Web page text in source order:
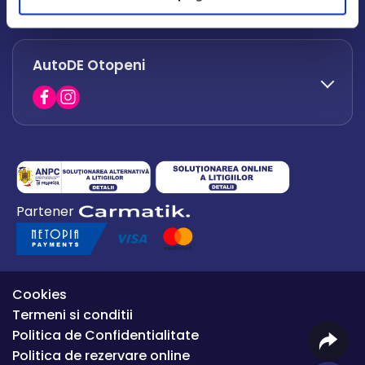
office.afumati@autode.ro
0730 063 852
0730 063 851
AutoDE Otopeni
0754 649 360
office.premium@autode.ro
Partener
Cookies
Termeni si conditii
Politica de Confidentialitate
Politica de rezervare online